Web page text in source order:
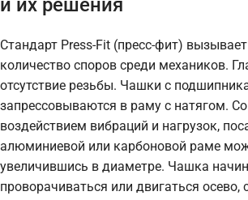
Стандарт Press-Fit (пресс-фит)
количество споров среди механиков.
отсутствие резьбы. Чашки с
запрессовываются в раму с натягом.
воздействием вибраций и нагрузок,
алюминиевой или карбоновой раме
увеличившись в диаметре. Чашка
проворачиваться или двигаться